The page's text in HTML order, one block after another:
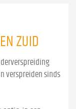
ZUID
verspreiden sinds